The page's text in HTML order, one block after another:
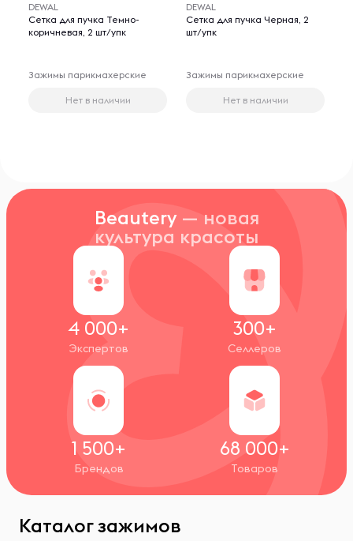
DEWAL
Сетка для пучка Темно-
коричневая, 2 шт/упк
Зажимы парикмахерские
Нет в наличии
DEWAL
Сетка для пучка Черная, 2
шт/упк
Зажимы парикмахерские
Нет в наличии
Beautery — новая
культура красоты
4 000+
Экспертов
300+
Селлеров
1 500+
Брендов
68 000+
Товаров
Каталог зажимов